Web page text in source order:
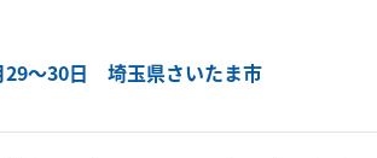
〜30日 埼玉県さいたま市